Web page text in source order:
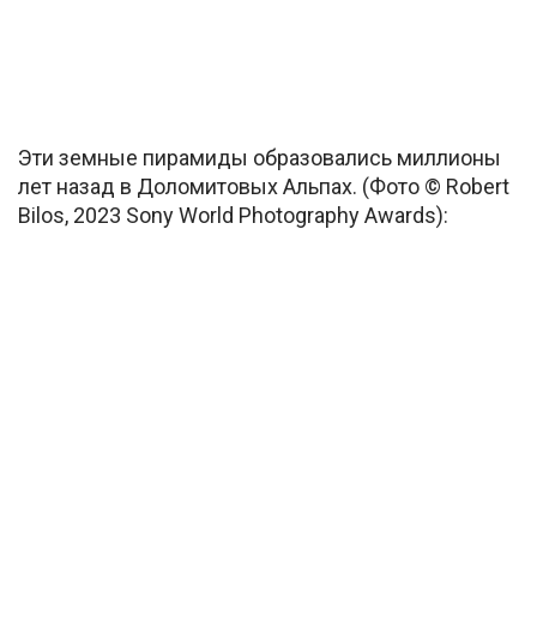
Эти земные пирамиды образовались миллионы
лет назад в Доломитовых Альпах. (Фото © Robert
Bilos, 2023 Sony World Photography Awards):